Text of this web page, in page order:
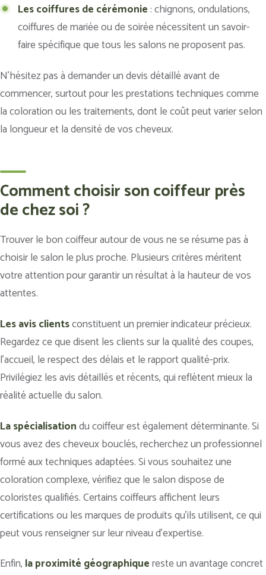
Les coiffures de cérémonie : chignons, ondulations,
coiffures de mariée ou de soirée nécessitent un savoir-
faire spécifique que tous les salons ne proposent pas.
N’hésitez pas à demander un devis détaillé avant de
commencer, surtout pour les prestations techniques comme
la coloration ou les traitements, dont le coût peut varier selon
la longueur et la densité de vos cheveux.
Comment choisir son coiffeur près
de chez soi ?
Trouver le bon coiffeur autour de vous ne se résume pas à
choisir le salon le plus proche. Plusieurs critères méritent
votre attention pour garantir un résultat à la hauteur de vos
attentes.
Les avis clientsconstituent un premier indicateur précieux.
Regardez ce que disent les clients sur la qualité des coupes,
l’accueil, le respect des délais et le rapport qualité-prix.
Privilégiez les avis détaillés et récents, qui reflètent mieux la
réalité actuelle du salon.
La spécialisationdu coiffeur est également déterminante. Si
vous avez des cheveux bouclés, recherchez un professionnel
formé aux techniques adaptées. Si vous souhaitez une
coloration complexe, vérifiez que le salon dispose de
coloristes qualifiés. Certains coiffeurs affichent leurs
certifications ou les marques de produits qu’ils utilisent, ce qui
peut vous renseigner sur leur niveau d’expertise.
Enfin, la proximité géographiquereste un avantage concret